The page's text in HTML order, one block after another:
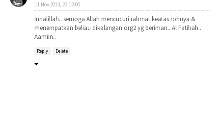
11 Nov 2013, 23:12:00
Innalillah.. semoga Allah mencucuri rahmat keatas rohnya &
menempatkan beliau dikalangan org2 yg beriman.. Al Fatihah..
Aamiin..
Reply Delete